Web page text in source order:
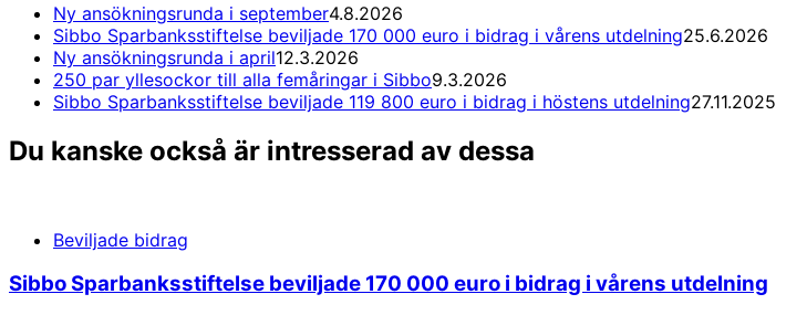
Ny ansökningsrunda i september4.8.2026
Sibbo Sparbanksstiftelse beviljade 170 000 euro i bidrag i vårens utdelning25.6.2026
Ny ansökningsrunda i april12.3.2026
250 par yllesockor till alla femåringar i Sibbo9.3.2026
Sibbo Sparbanksstiftelse beviljade 119 800 euro i bidrag i höstens utdelning27.11.2025
Du kanske också är intresserad av dessa
Beviljade bidrag
Sibbo Sparbanksstiftelse beviljade 170 000 euro i bidrag i vårens utdelning